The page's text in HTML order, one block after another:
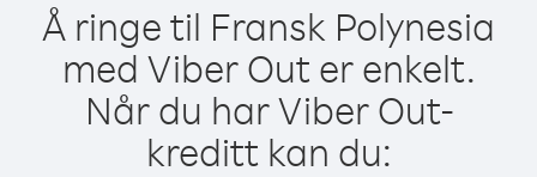
Å ringe til Fransk Polynesia
med Viber Out er enkelt.
Når du har Viber Out-
kreditt kan du: